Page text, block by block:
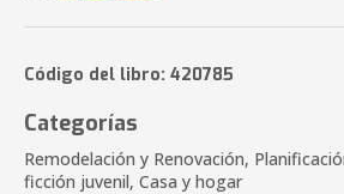
Código del libro: 420785
Categorías
Remodelación y Renovación,
ficción juvenil, Casa y hogar